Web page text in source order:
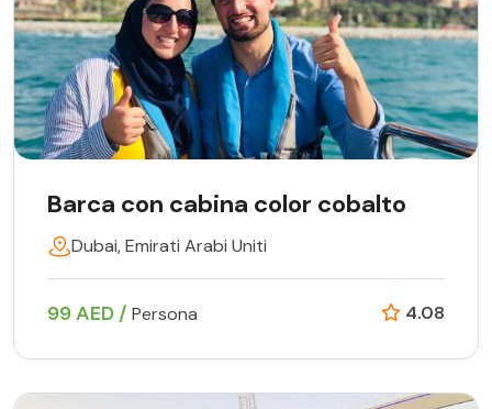
Barca con cabina color cobalto
Dubai, Emirati Arabi Uniti
99 AED / Persona 4.08